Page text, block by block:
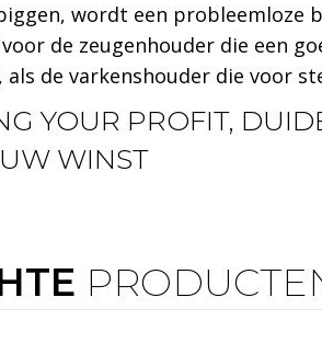
wordt een probleemloze
de zeugenhouder die een
als de varkenshouder die voor
YOUR PROFIT,
WINST